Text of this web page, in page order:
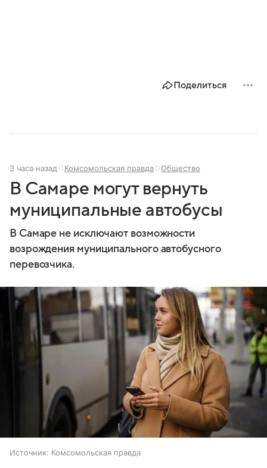
Поделиться
3 часа назад Комсомольская правда Общество
В Самаре могут вернуть
муниципальные автобусы
В Самаре не исключают возможности
возрождения муниципального автобусного
перевозчика.
Источник: Комсомольская правда